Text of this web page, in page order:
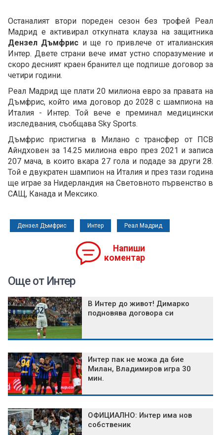
Останалият втори пореден сезон без трофей Реал
Мадрид е активирал откупната клауза на защитника
Дензел Дъмфрис и ще го привлече от италианския
Интер. Двете страни вече имат устно споразумение и
скоро десният краен бранител ще подпише договор за
четири години.
Реал Мадрид ще плати 20 милиона евро за правата на
Дъмфрис, който има договор до 2028 с шампиона на
Италия - Интер. Той вече е преминал медицински
изследвания, съобщава Sky Sports.
Дъмфрис пристигна в Милано с трансфер от ПСВ
Айндховен за 14.25 милиона евро през 2021 и записа
207 мача, в които вкара 27 гола и подаде за други 28.
Той е двукратен шампион на Италия и през тази година
ще играе за Нидерландия на Световното първенство в
САЩ, Канада и Мексико.
Дензел Дъмфрис Интер Реал Мадрид
Напиши
коментар
Още от Интер
В Интер до живот! Димарко
подновява договора си
Интер пак не можа да бие
Милан, Владимиров игра 30
мин.
ОФИЦИАЛНО: Интер има нов
собственик